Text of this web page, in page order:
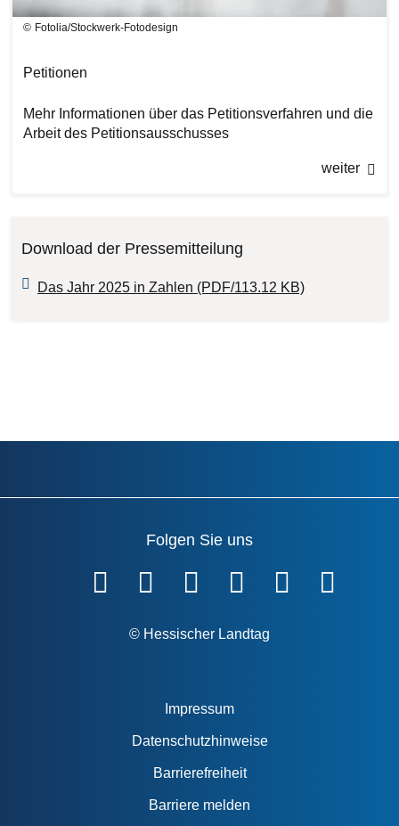
Fotolia/Stockwerk-Fotodesign
Petitionen
Mehr Informationen über das Petitionsverfahren und die
Arbeit des Petitionsausschusses
weiter
Download der Pressemitteilung
Das Jahr 2025 in Zahlen (PDF/113.12 KB)
Folgen Sie uns
© Hessischer Landtag
Impressum
Datenschutzhinweise
Barrierefreiheit
Barriere melden